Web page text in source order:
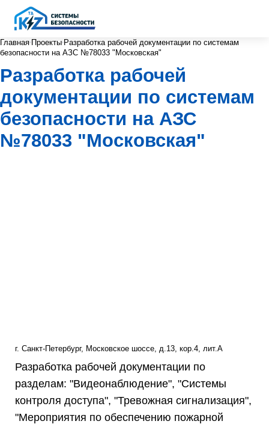
Главная Проекты Разработка рабочей документации по системам
безопасности на АЗС №78033 "Московская"
Разработка рабочей
документации по системам
безопасности на АЗС
№78033 "Московская"
г. Санкт-Петербург, Московское шоссе, д.13, кор.4, лит.А
Разработка рабочей документации по
разделам: "Видеонаблюдение", "Системы
контроля доступа", "Тревожная сигнализация",
"Мероприятия по обеспечению пожарной